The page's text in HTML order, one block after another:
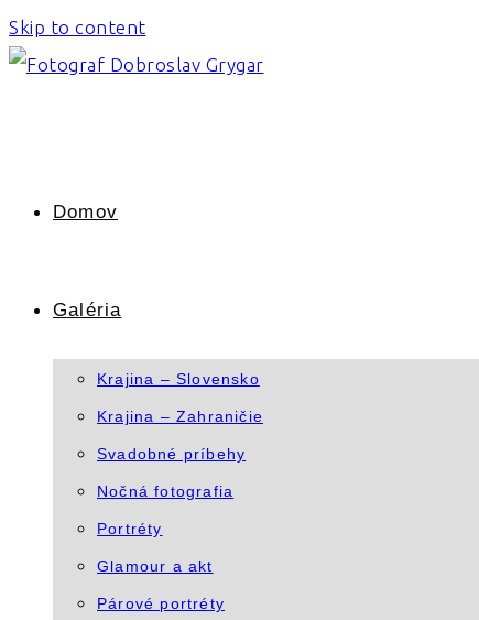
Skip to content
Domov
Galéria
Krajina – Slovensko
Krajina – Zahraničie
Svadobné príbehy
Nočná fotografia
Portréty
Glamour a akt
Párové portréty